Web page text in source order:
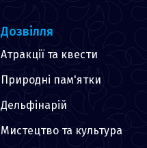
Дозвілля
Атракції та квести
Природні пам'ятки
Дельфінарій
Мистецтво та культура